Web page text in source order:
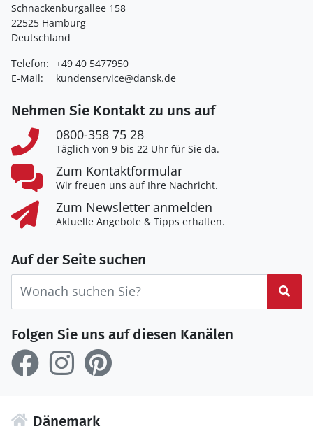
Schnackenburgallee 158
22525 Hamburg
Deutschland
Telefon: +49 40 5477950
E-Mail:
kundenservice@dansk.de
Nehmen Sie Kontakt zu uns auf
0800-358 75 28
Täglich von 9 bis 22 Uhr für Sie da.
Zum Kontaktformular
Wir freuen uns auf Ihre Nachricht.
Zum Newsletter anmelden
Aktuelle Angebote & Tipps erhalten.
Auf der Seite suchen
Folgen Sie uns auf diesen Kanälen
Dänemark